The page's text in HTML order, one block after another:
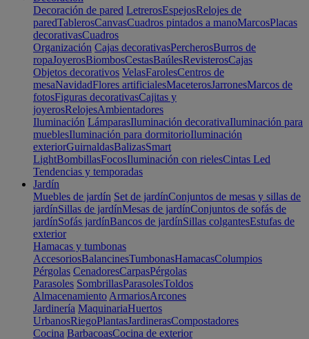
Decoración de pared LetrerosEspejosRelojes de
paredTablerosCanvasCuadros pintados a manoMarcosPlacas
decorativasCuadros
Organización Cajas decorativasPercherosBurros de
ropaJoyerosBiombosCestasBaúlesRevisterosCajas
Objetos decorativos VelasFarolesCentros de
mesaNavidadFlores artificialesMaceterosJarronesMarcos de
fotosFiguras decorativasCajitas y
joyerosRelojesAmbientadores
Iluminación LámparasIluminación decorativaIluminación para
mueblesIluminación para dormitorioIluminación
exteriorGuirnaldasBalizasSmart
LightBombillasFocosIluminación con rielesCintas Led
Tendencias y temporadas
Jardín
Muebles de jardín Set de jardínConjuntos de mesas y sillas de
jardínSillas de jardínMesas de jardínConjuntos de sofás de
jardínSofás jardínBancos de jardínSillas colgantesEstufas de
exterior
Hamacas y tumbonas
AccesoriosBalancinesTumbonasHamacasColumpios
Pérgolas CenadoresCarpasPérgolas
Parasoles SombrillasParasolesToldos
Almacenamiento ArmariosArcones
Jardinería MaquinariaHuertos
UrbanosRiegoPlantasJardinerasCompostadores
Cocina BarbacoasCocina de exterior